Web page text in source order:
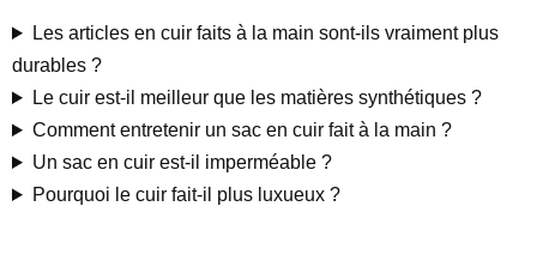
Les articles en cuir faits à la main sont-ils vraiment plus
durables ?
Le cuir est-il meilleur que les matières synthétiques ?
Comment entretenir un sac en cuir fait à la main ?
Un sac en cuir est-il imperméable ?
Pourquoi le cuir fait-il plus luxueux ?